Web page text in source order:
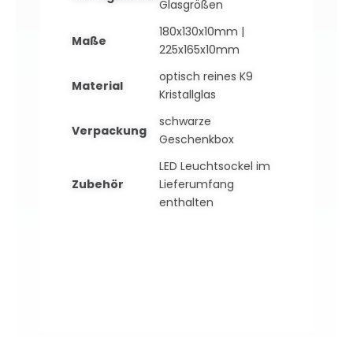
Glasgrößen
Maße
180x130x10mm |
225x165x10mm
Material
optisch reines K9
Kristallglas
Verpackung
schwarze
Geschenkbox
Zubehör
LED Leuchtsockel im
Lieferumfang
enthalten